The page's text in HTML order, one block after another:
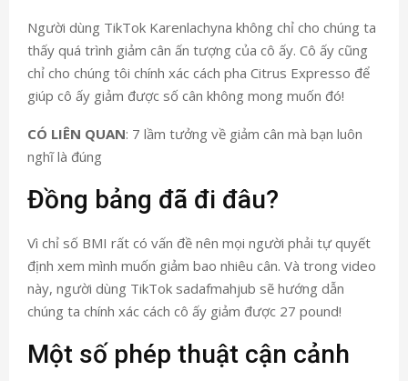
Người dùng TikTok Karenlachyna không chỉ cho chúng ta
thấy quá trình giảm cân ấn tượng của cô ấy. Cô ấy cũng
chỉ cho chúng tôi chính xác cách pha Citrus Expresso để
giúp cô ấy giảm được số cân không mong muốn đó!
CÓ LIÊN QUAN: 7 lầm tưởng về giảm cân mà bạn luôn
nghĩ là đúng
Đồng bảng đã đi đâu?
Vì chỉ số BMI rất có vấn đề nên mọi người phải tự quyết
định xem mình muốn giảm bao nhiêu cân. Và trong video
này, người dùng TikTok sadafmahjub sẽ hướng dẫn
chúng ta chính xác cách cô ấy giảm được 27 pound!
Một số phép thuật cận cảnh